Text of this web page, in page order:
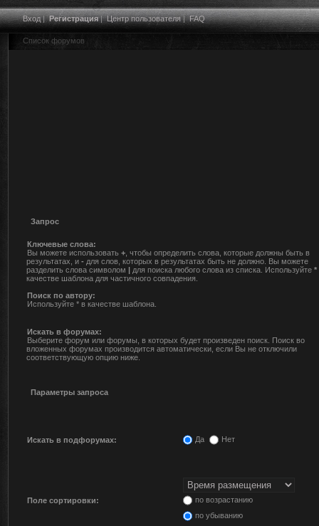
Вход|Регистрация|Центр пользователя|FAQ
Список форумов
Запрос
Ключевые слова:
Вы можете использовать + , чтобы определить слова, которые должны быть в
результатах, и - для слов, которых в результатах быть не должно. Вы можете
разделить слова символом | для поиска любого слова из списка. Используйте *
качестве шаблона для частичного совпадения.
Поиск по автору:
Используйте * в качестве шаблона.
Искать в форумах:
Выберите форум или форумы, в которых будет произведен поиск. Поиск во
вложенных форумах производится автоматически, если Вы не отключили
соответствующую опцию ниже.
Параметры запроса
Искать в подфорумах: Да Нет
Поле сортировки:
по возрастанию
по убыванию